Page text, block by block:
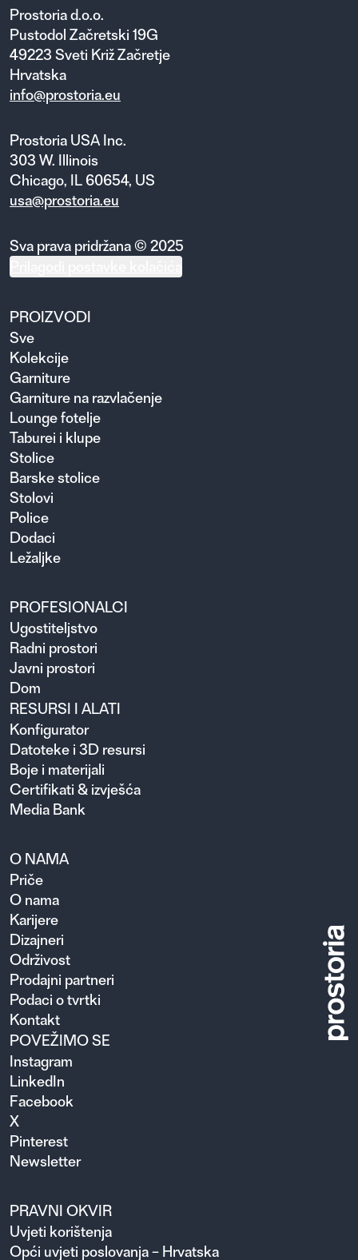
Prostoria d.o.o.
Pustodol Začretski 19G
49223 Sveti Križ Začretje
Hrvatska
info@prostoria.eu
Prostoria USA Inc.
303 W. Illinois
Chicago, IL 60654, US
usa@prostoria.eu
Sva prava pridržana © 2025
PROIZVODI
Sve
Kolekcije
Garniture
Garniture na razvlačenje
Lounge fotelje
Taburei i klupe
Stolice
Barske stolice
Stolovi
Police
Dodaci
Ležaljke
PROFESIONALCI
Ugosti­teljstvo
Radni prostori
Javni prostori
Dom
RESURSI I ALATI
Konfigurator
Datoteke i 3D resursi
Boje i materijali
Certifikati & izvješća
Media Bank
O NAMA
Priče
O nama
Karijere
Dizajneri
Održivost
Prodajni partneri
Podaci o tvrtki
Kontakt
POVEŽIMO SE
Instagram
LinkedIn
Facebook
X
Pinterest
Newsletter
PRAVNI OKVIR
Uvjeti korištenja
Opći uvjeti poslovanja – Hrvatska